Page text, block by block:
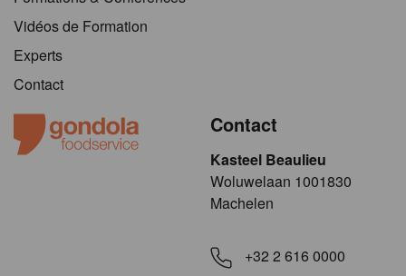
Vidéos de Formation
Experts
Contact
Contact
Kasteel Beaulieu
​​​Woluwelaan 1001830
Machelen
+32 2 616 0000